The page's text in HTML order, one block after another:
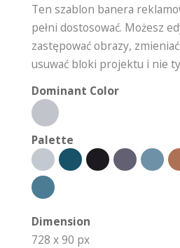
Ten szablon banera
pełni dostosować. Możesz
zastępować obrazy,
usuwać bloki projektu i nie
Dominant Color
Palette
Dimension
728 x 90 px